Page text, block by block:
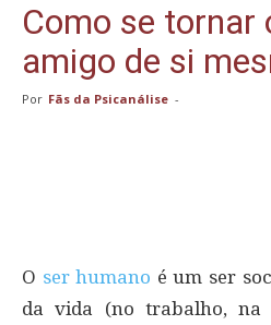
Como se tornar
amigo de si
Por Fãs da Psicanálise -
O ser humano é um ser
da vida (no trabalho, na